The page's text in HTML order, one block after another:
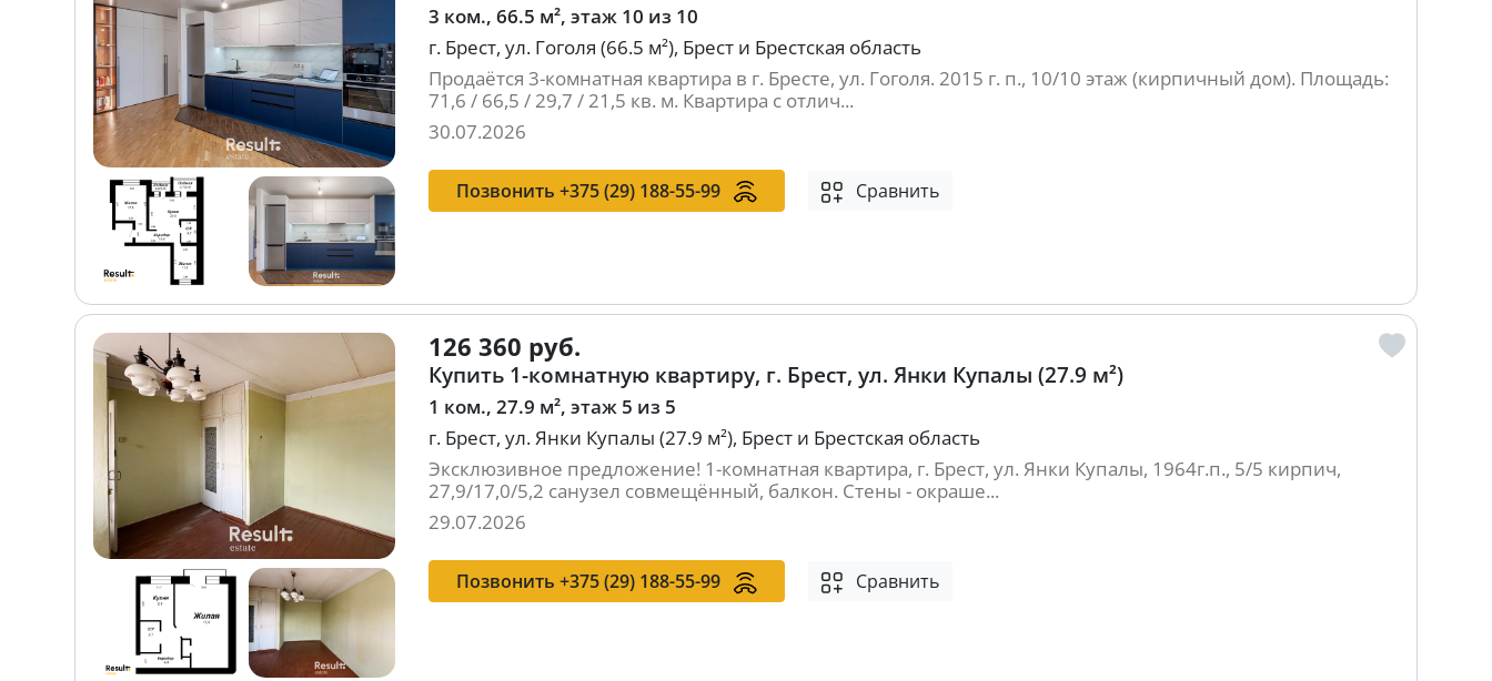
3 ком., 66.5 м², этаж 10 из 10
г. Брест, ул. Гоголя (66.5 м²), Брест и Брестская область
Продаётся 3-комнатная квартира в г. Бресте, ул. Гоголя. 2015 г. п., 10/10 этаж (кирпичный дом). Площадь:
71,6 / 66,5 / 29,7 / 21,5 кв. м. Квартира с отлич...
30.07.2026
Позвонить +375 (29) 188-55-99 Сравнить
126 360 руб.
Купить 1-комнатную квартиру, г. Брест, ул. Янки Купалы (27.9 м²)
1 ком., 27.9 м², этаж 5 из 5
г. Брест, ул. Янки Купалы (27.9 м²), Брест и Брестская область
Эксклюзивное предложение! 1-комнатная квартира, г. Брест, ул. Янки Купалы, 1964г.п., 5/5 кирпич,
27,9/17,0/5,2 санузел совмещённый, балкон. Стены - окраше...
29.07.2026
Позвонить +375 (29) 188-55-99 Сравнить